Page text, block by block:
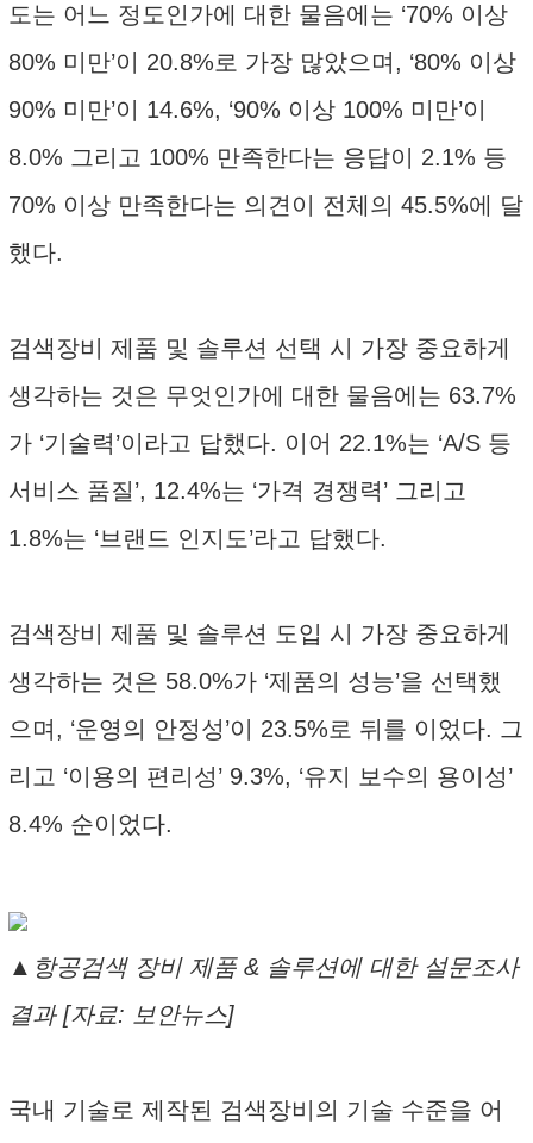
도는 어느 정도인가에 대한 물음에는 ‘70% 이상
80% 미만’이 20.8%로 가장 많았으며, ‘80% 이상
90% 미만’이 14.6%, ‘90% 이상 100% 미만’이
8.0% 그리고 100% 만족한다는 응답이 2.1% 등
70% 이상 만족한다는 의견이 전체의 45.5%에 달
했다.
검색장비 제품 및 솔루션 선택 시 가장 중요하게
생각하는 것은 무엇인가에 대한 물음에는 63.7%
가 ‘기술력’이라고 답했다. 이어 22.1%는 ‘A/S 등
서비스 품질’, 12.4%는 ‘가격 경쟁력’ 그리고
1.8%는 ‘브랜드 인지도’라고 답했다.
검색장비 제품 및 솔루션 도입 시 가장 중요하게
생각하는 것은 58.0%가 ‘제품의 성능’을 선택했
으며, ‘운영의 안정성’이 23.5%로 뒤를 이었다. 그
리고 ‘이용의 편리성’ 9.3%, ‘유지 보수의 용이성’
8.4% 순이었다.
▲항공검색 장비 제품 & 솔루션에 대한 설문조사
결과 [자료: 보안뉴스]
국내 기술로 제작된 검색장비의 기술 수준을 어